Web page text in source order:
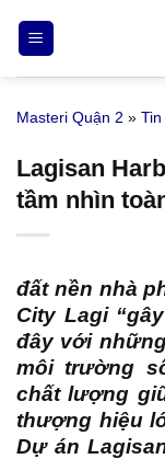
qua
nội
Masteri Quận 2 »
Lagisan
tầm nhìn
đất nền nhà
City Lagi
đây với
môi trường
chất lượng
thượng hiệu
Dự án